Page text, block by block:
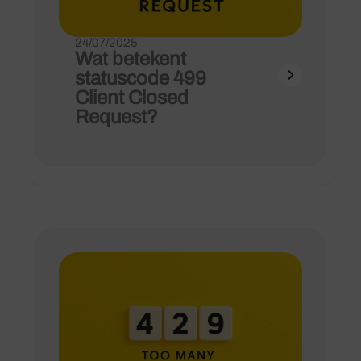
24/07/2025
Wat betekent
statuscode 499
Client Closed
Request?